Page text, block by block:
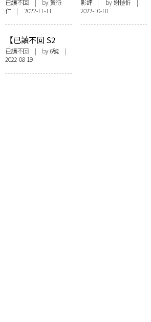
Channel終極花
絮！
暗中的民謠浪子：
周雲蓬《綠皮火
車》
已讀不回 | by 黃衍
仁 | 2022-11-11
像
影評| by 謝愷忻 |
2022-10-10
【已讀不回 S2
#26】6號
@RubberBand｜
自由與牽絆之間：
已讀不回 | by 6號 |
2022-08-19